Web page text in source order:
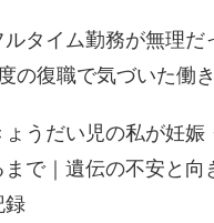
ルタイム勤務が無理だ
の復職で気づいた働
ょうだい児の私が妊娠
まで｜遺伝の不安と向
録